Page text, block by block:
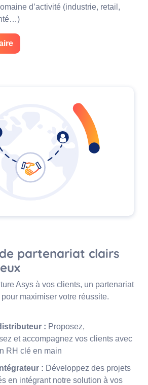
d’activité (industrie, retail,
partenariat clairs
Asys à vos clients, un partenariat
maximiser votre réussite.
: Proposez,
et accompagnez vos clients avec
RH clé en main
: Développez des projets
en intégrant notre solution à vos